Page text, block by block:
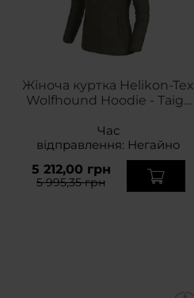
Жіноча куртка Helikon-Tex
Wolfhound Hoodie - Taiga
Час
відправлення: Негайно
5 212,00 грн
5 995,35 грн